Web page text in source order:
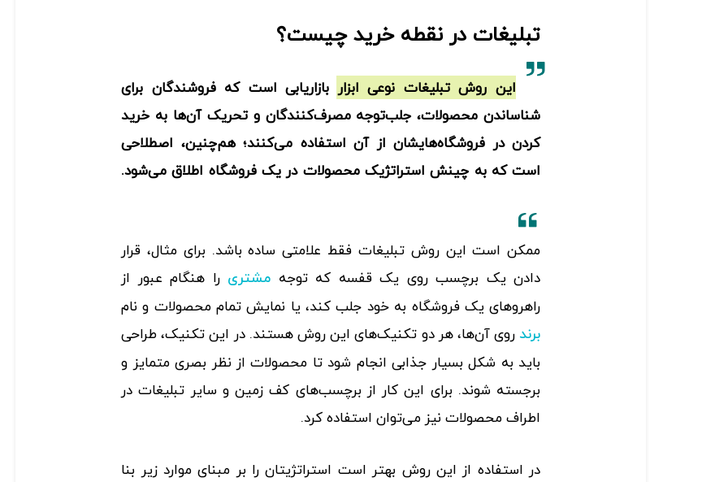
تبلیغات در نقطه خرید چیست؟
این روش تبلیغات نوعی ابزار بازاریابی است که فروشندگان برای
شناساندن محصولات، جلب‌توجه مصرف‌کنندگان و تحریک آن‌ها به خرید
کردن در فروشگاه‌هایشان از آن استفاده می‌کنند؛ هم‌چنین، اصطلاحی
است که به چینش استراتژیک محصولات در یک فروشگاه اطلاق می‌شود.
ممکن است این روش تبلیغات فقط علامتی ساده باشد. برای مثال، قرار
دادن یک برچسب روی یک قفسه که توجه مشتری را هنگام عبور از
راهرو‌های یک فروشگاه به خود جلب کند، یا نمایش تمام محصولات و نام
برند روی آن‌ها، هر دو تکنیک‌های این روش هستند. در این تکنیک، طراحی
باید به شکل بسیار جذابی انجام شود تا محصولات از نظر بصری متمایز و
برجسته شوند. برای این کار از برچسب‌های کف زمین و سایر تبلیغات در
اطراف محصولات نیز می‌توان استفاده کرد.
در استفاده از این روش بهتر است استراتژیتان را بر مبنای موارد زیر بنا